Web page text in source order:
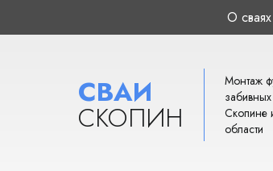
О сваях
СВАИ
СКОПИН
Монтаж
Скопине
области